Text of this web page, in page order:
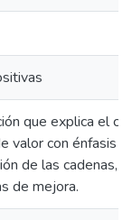
que explica el
valor con énfasis
de las cadenas,
de mejora.